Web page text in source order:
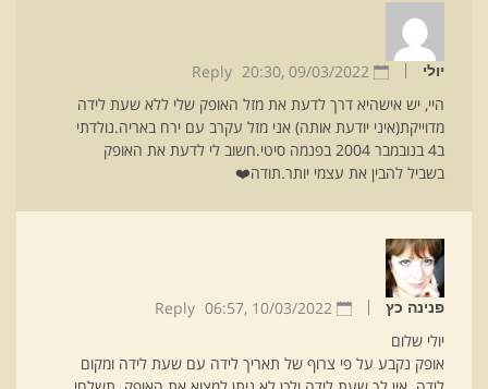
יולי 09/03/2022 ,
20:30
Reply
היי, יש אישהיא דרך לדעת את מזל האופק שלי ללא שעת לידה
מדוייקת(איני יודעת אותה) אני מזל עקרב עם ירח באריה.נולדתי
ב4 בנובמבר 2004 בפנמה סיטי.חשוב לי לדעת את האופק
בשביל להבין את עצמי יותר.תודה❤️‍
פנינה כץ 10/03/2022 ,
06:57
Reply
יולי שלום
אופק נקבע על פי צרוף של תאריך לידה עם שעת לידה ומקום